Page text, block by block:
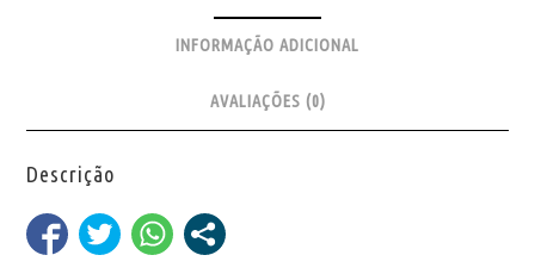
INFORMAÇÃO ADICIONAL
AVALIAÇÕES (0)
Descrição